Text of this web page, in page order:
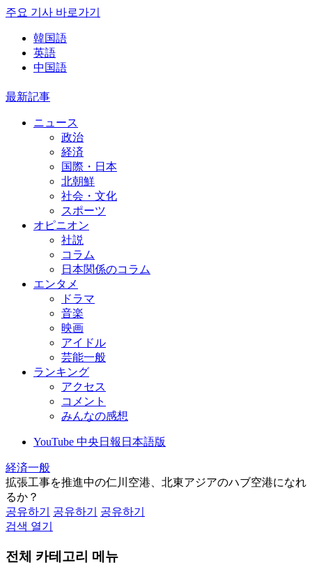
주요 기사 바로가기
韓国語
英語
中国語
最新記事
ニュース
政治
経済
国際・日本
北朝鮮
社会・文化
スポーツ
オピニオン
社説
コラム
日本関係のコラム
エンタメ
ドラマ
音楽
映画
アイドル
芸能一般
ランキング
アクセス
コメント
みんなの感想
YouTube 中央日報日本語版
経済一般
拡張工事を推進中の仁川空港、北東アジアのハブ空港になれ
るか？
공유하기
공유하기
공유하기
검색 열기
전체 카테고리 메뉴